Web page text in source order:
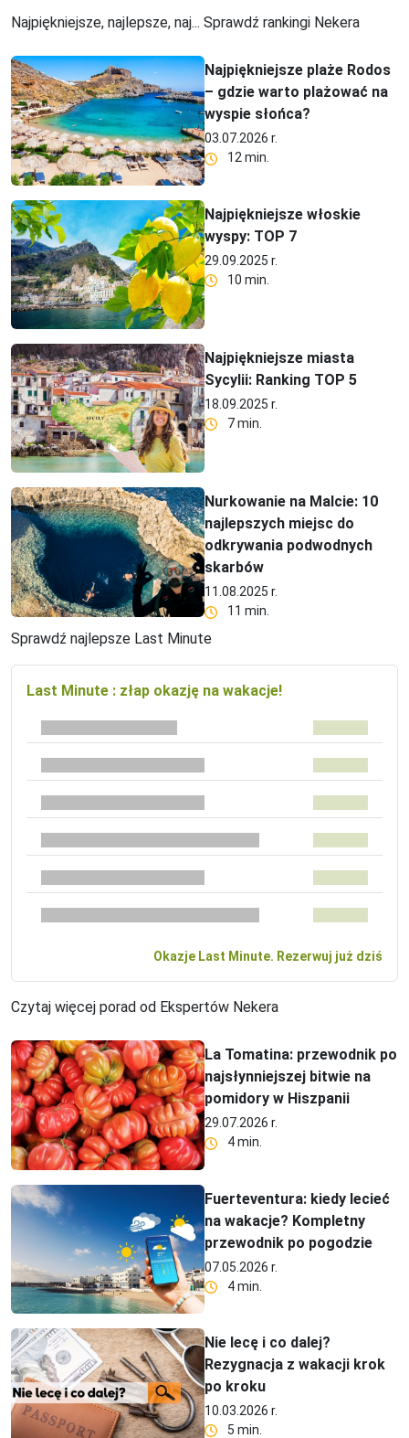
Najpiękniejsze, najlepsze, naj... Sprawdź rankingi Nekera
Najpiękniejsze plaże Rodos
– gdzie warto plażować na
wyspie słońca?
03.07.2026 r.
12 min.
Najpiękniejsze włoskie
wyspy: TOP 7
29.09.2025 r.
10 min.
Najpiękniejsze miasta
Sycylii: Ranking TOP 5
18.09.2025 r.
7 min.
Nurkowanie na Malcie: 10
najlepszych miejsc do
odkrywania podwodnych
skarbów
11.08.2025 r.
11 min.
Sprawdź najlepsze Last Minute
Last Minute : złap okazję na wakacje!
Okazje Last Minute. Rezerwuj już dziś
Czytaj więcej porad od Ekspertów Nekera
La Tomatina: przewodnik po
najsłynniejszej bitwie na
pomidory w Hiszpanii
29.07.2026 r.
4 min.
Fuerteventura: kiedy lecieć
na wakacje? Kompletny
przewodnik po pogodzie
07.05.2026 r.
4 min.
Nie lecę i co dalej?
Rezygnacja z wakacji krok
po kroku
10.03.2026 r.
5 min.